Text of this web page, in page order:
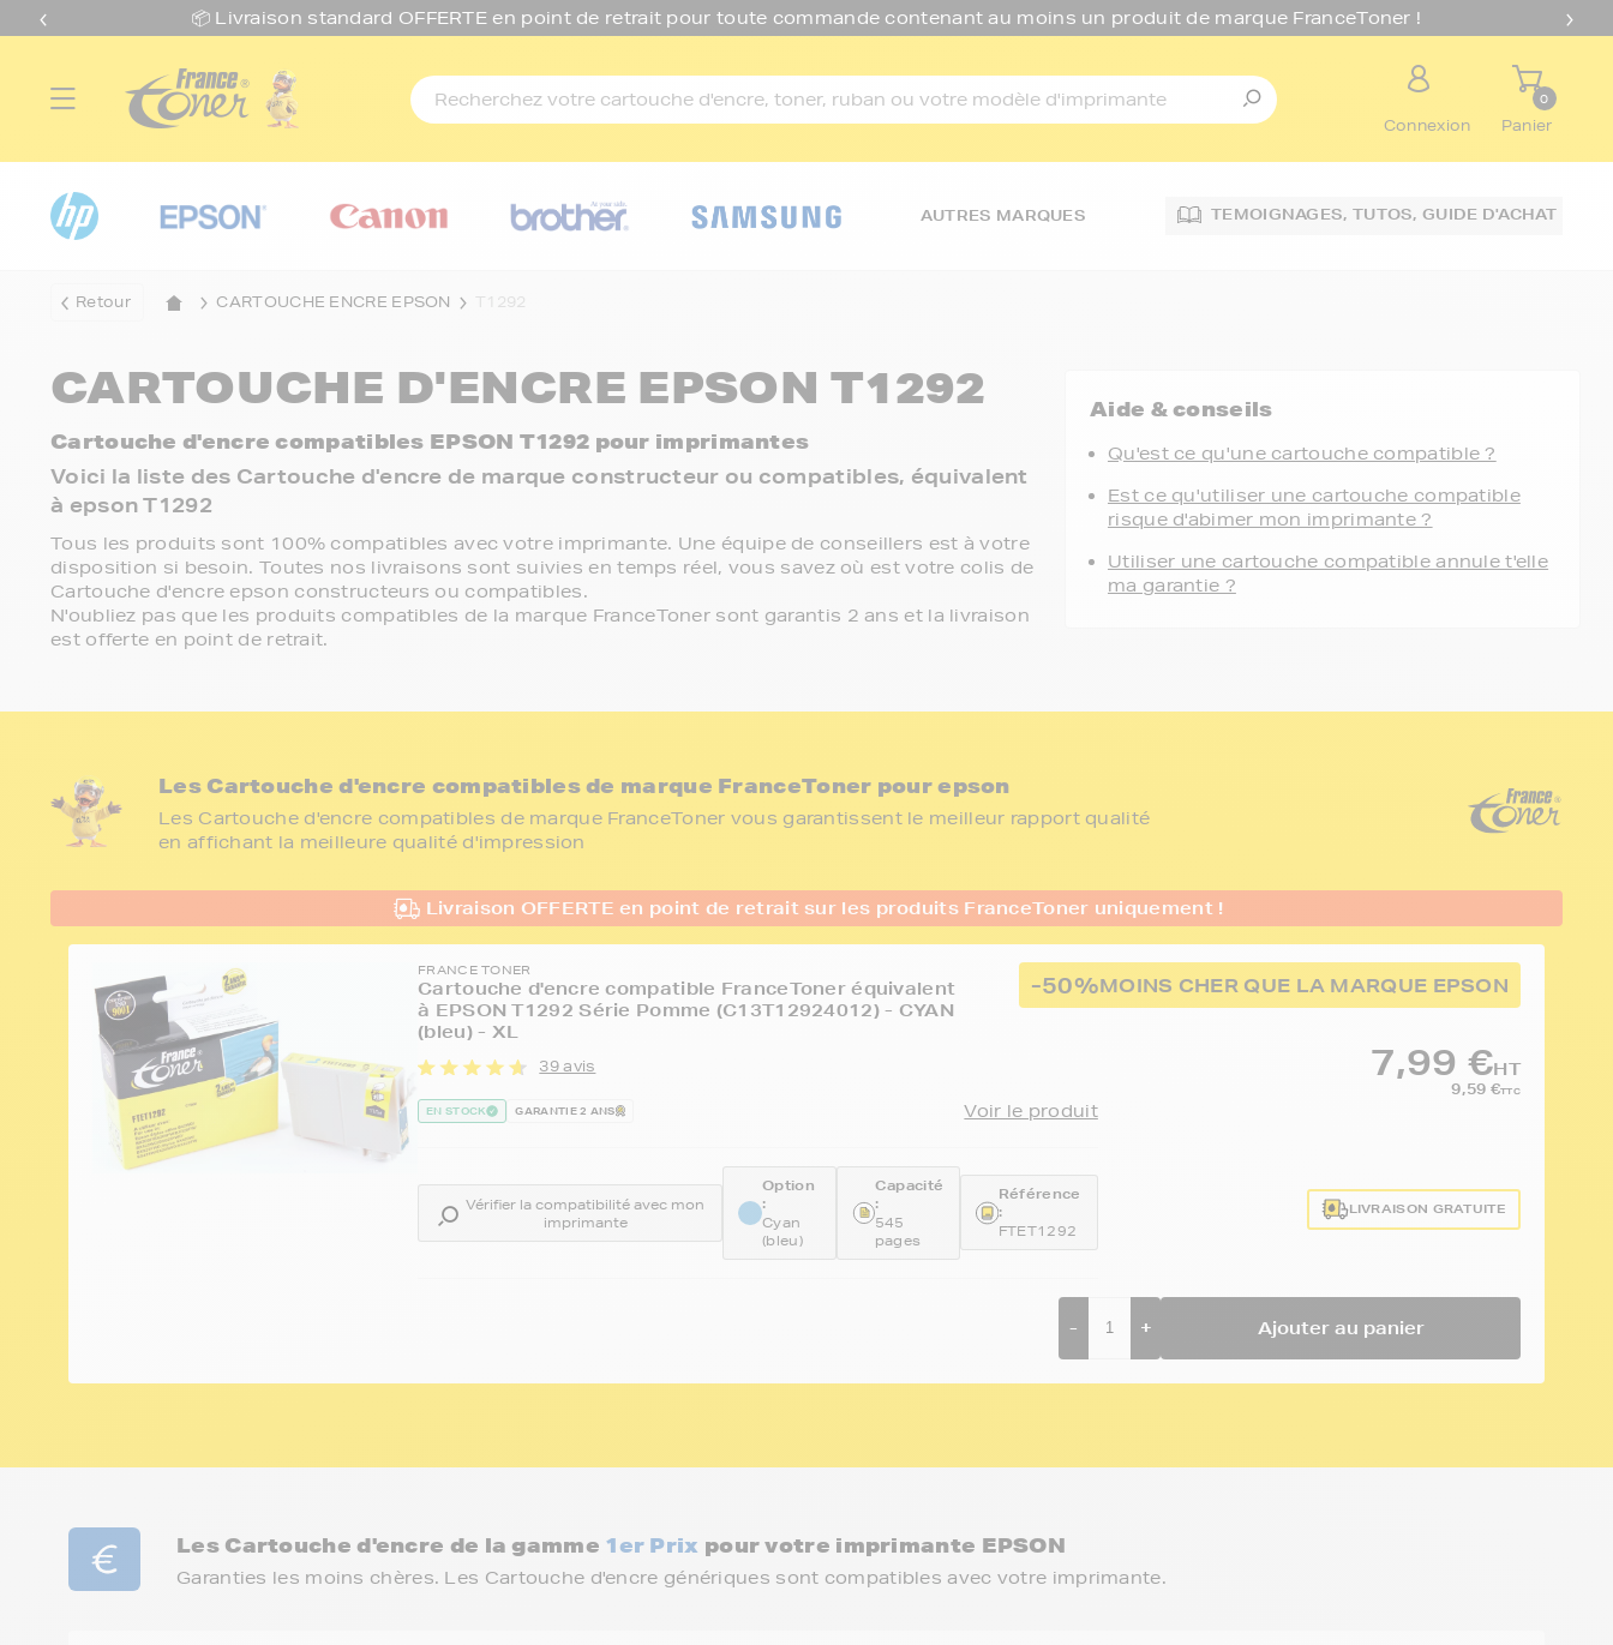
📦 Livraison standard OFFERTE en point de retrait pour toute commande contenant au moins un produit de marque FranceToner !
Connexion
0
Panier
AUTRES MARQUES TEMOIGNAGES, TUTOS,GUIDE D'ACHAT
Retour CARTOUCHE ENCRE EPSON T1292
CARTOUCHE D'ENCRE EPSON T1292
Cartouche d'encre compatibles EPSON T1292 pour imprimantes
Voici la liste des Cartouche d'encre de marque constructeur ou compatibles, équivalent
à epson T1292
Tous les produits sont 100% compatibles avec votre imprimante. Une équipe de conseillers est à votre
disposition si besoin. Toutes nos livraisons sont suivies en temps réel, vous savez où est votre colis de
Cartouche d'encre epson constructeurs ou compatibles.
N'oubliez pas que les produits compatibles de la marque FranceToner sont garantis 2 ans et la livraison
est offerte en point de retrait.
Aide & conseils
Qu'est ce qu'une cartouche compatible ?
Est ce qu'utiliser une cartouche compatible
risque d'abimer mon imprimante ?
Utiliser une cartouche compatible annule t'elle
ma garantie ?
Les Cartouche d'encre compatibles de marque FranceToner pour epson
Les Cartouche d'encre compatibles de marque FranceToner vous garantissent le meilleur rapport qualité
en affichant la meilleure qualité d'impression
Livraison OFFERTE en point de retrait sur les produits FranceToner uniquement !
-50%MOINS CHER QUE LA MARQUE EPSON
FRANCE TONER
Cartouche d'encre compatible FranceToner équivalent
à EPSON T1292 Série Pomme (C13T12924012) - CYAN
(bleu) - XL
39 avis
EN STOCK GARANTIE 2 ANS Voir le produit
Vérifier la compatibilité avec mon
imprimante
Option
:
Cyan
(bleu)
Capacité
:
545
pages
Référence
:
FTET1292
7,99 €HT
9,59 €TTC
LIVRAISON GRATUITE
- + Ajouter au panier
Les Cartouche d'encre de la gamme 1er Prix pour votre imprimante EPSON
Garanties les moins chères. Les Cartouche d'encre génériques sont compatibles avec votre imprimante.